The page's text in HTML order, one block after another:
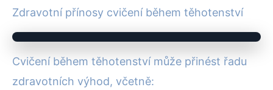
Zdravotní přínosy cvičení během těhotenství
Cvičení během těhotenství může přinést řadu
zdravotních výhod, včetně: